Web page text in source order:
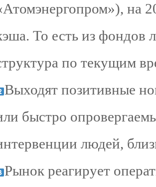
на
То есть из фондов
по текущим
Выходят позитивные
быстро
людей,
Рынок реагирует